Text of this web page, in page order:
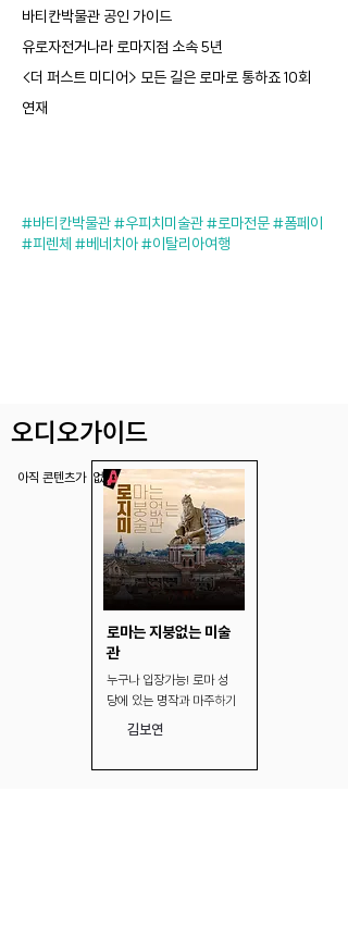
바티칸박물관 공인 가이드
유로자전거나라 로마지점 소속 5년
<더 퍼스트 미디어> 모든 길은 로마로 통하죠 10회
연재
#바티칸박물관 #우피치미술관 #로마전문 #폼페이
#피렌체 #베네치아 #이탈리아여행
​오디오가이드
아직 콘텐츠가 없습니다.
로마는 지붕없는 미술
관
누구나 입장가능! 로마 성
당에 있는 명작과 마주하기
김보연